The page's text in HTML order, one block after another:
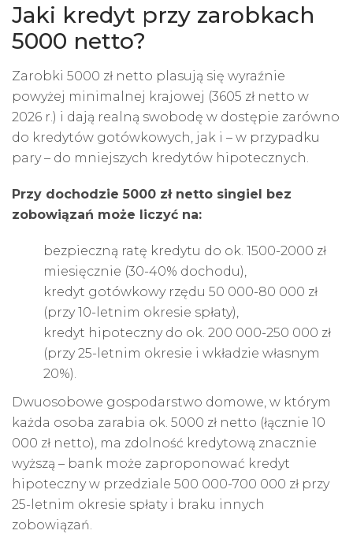
Jaki kredyt przy zarobkach
5000 netto?
Zarobki 5000 zł netto plasują się wyraźnie
powyżej minimalnej krajowej (3605 zł netto w
2026 r.) i dają realną swobodę w dostępie zarówno
do kredytów gotówkowych, jak i – w przypadku
pary – do mniejszych kredytów hipotecznych.
Przy dochodzie 5000 zł netto singiel bez
zobowiązań może liczyć na:
bezpieczną ratę kredytu do ok. 1500-2000 zł
miesięcznie (30-40% dochodu),
kredyt gotówkowy rzędu 50 000-80 000 zł
(przy 10-letnim okresie spłaty),
kredyt hipoteczny do ok. 200 000-250 000 zł
(przy 25-letnim okresie i wkładzie własnym
20%).
Dwuosobowe gospodarstwo domowe, w którym
każda osoba zarabia ok. 5000 zł netto (łącznie 10
000 zł netto), ma zdolność kredytową znacznie
wyższą – bank może zaproponować kredyt
hipoteczny w przedziale 500 000-700 000 zł przy
25-letnim okresie spłaty i braku innych
zobowiązań.